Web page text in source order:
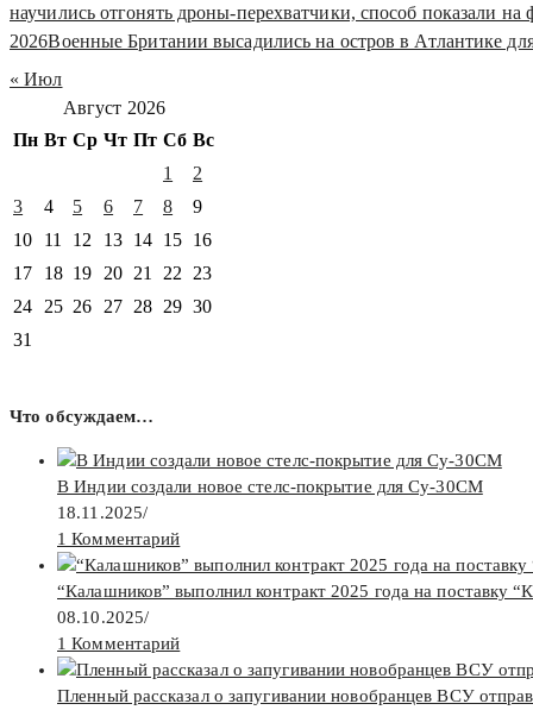
научились отгонять дроны-перехватчики, способ показали на
2026Военные Британии высадились на остров в Атлантике
« Июл
Август 2026
Пн Вт Ср Чт Пт Сб Вс
1
2
3
4 5 6 7 8
9
10
11 12 13 14 15 16
17
18 19 20 21 22
23
24
25 26 27 28 29 30
31
Что обсуждаем…
В Индии создали новое стелс-покрытие для Су-30СМ
18.11.2025/
1 Комментарий
“Калашников” выполнил контракт 2025 года на поставку
08.10.2025/
1 Комментарий
Пленный рассказал о запугивании новобранцев ВСУ